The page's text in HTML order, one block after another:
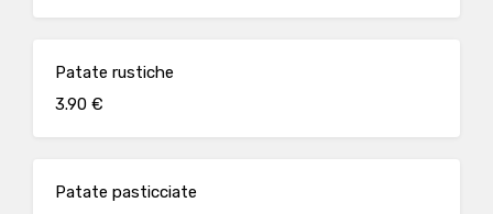
Patate rustiche
3.90 €
Patate pasticciate